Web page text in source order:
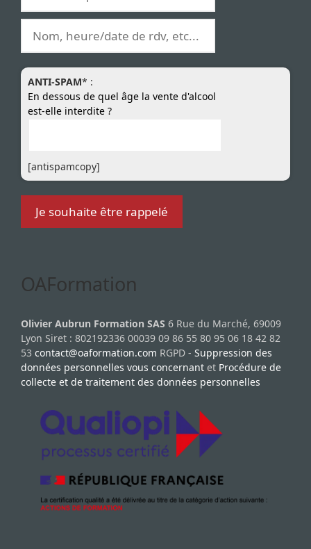
ANTI-SPAM* :
En dessous de quel âge la vente d'alcool
est-elle interdite ?
[antispamcopy]
OAFormation
Olivier Aubrun Formation SAS 6 Rue du Marché, 69009
Lyon Siret : 802192336 00039 09 86 55 80 95 06 18 42 82
53 contact@oaformation.com RGPD - Suppression des
données personnelles vous concernant et Procédure de
collecte et de traitement des données personnelles